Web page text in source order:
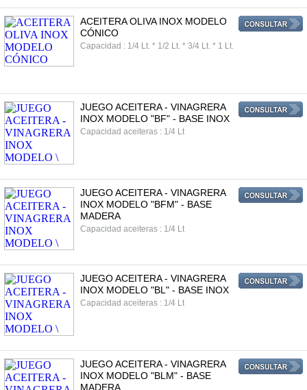
ACEITERA OLIVA INOX MODELO
CÓNICO
Capacidad : 1/4 Lt. * 1/2 Lt. * 3/4 Lt. * 1 Lt.
JUEGO ACEITERA - VINAGRERA
INOX MODELO "BF" - BASE INOX
Capacidad aceiteras : 1/4 Lt
JUEGO ACEITERA - VINAGRERA
INOX MODELO "BFM" - BASE
MADERA
Capacidad aceiteras : 1/4 Lt
JUEGO ACEITERA - VINAGRERA
INOX MODELO "BL" - BASE INOX
Capacidad aceiteras : 1/4 Lt
JUEGO ACEITERA - VINAGRERA
INOX MODELO "BLM" - BASE
MADERA